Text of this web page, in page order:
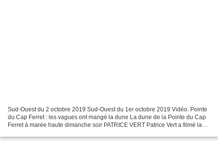
Sud-Ouest du 2 octobre 2019 Sud-Ouest du 1er octobre 2019 Vidéo. Pointe
du Cap Ferret : les vagues ont mangé la dune La dune de la Pointe du Cap
Ferret à marée haute dimanche soir PATRICE VERT Patrice Vert a filmé la